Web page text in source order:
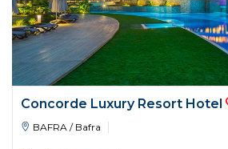
Concorde Luxury Resort Hotel
BAFRA / Bafra